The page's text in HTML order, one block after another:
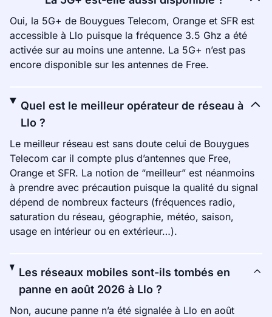
Oui, la 5G+ de Bouygues Telecom, Orange et SFR est
accessible à Llo puisque la fréquence 3.5 Ghz a été
activée sur au moins une antenne. La 5G+ n’est pas
encore disponible sur les antennes de Free.
Quel est le meilleur opérateur de réseau à
Llo ?
Le meilleur réseau est sans doute celui de Bouygues
Telecom car il compte plus d’antennes que Free,
Orange et SFR. La notion de “meilleur” est néanmoins
à prendre avec précaution puisque la qualité du signal
dépend de nombreux facteurs (fréquences radio,
saturation du réseau, géographie, météo, saison,
usage en intérieur ou en extérieur…).
Les réseaux mobiles sont-ils tombés en
panne en août 2026 à Llo ?
Non, aucune panne n’a été signalée à Llo en août